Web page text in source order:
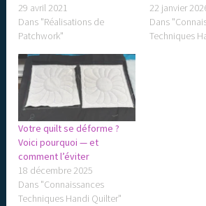
29 avril 2021
Dans "Réalisations de
Patchwork"
22 janvier
Dans
Techniques
Votre quilt se déforme ?
Voici pourquoi — et
comment l’éviter
18 décembre 2025
Dans "Connaissances
Techniques Handi Quilter"